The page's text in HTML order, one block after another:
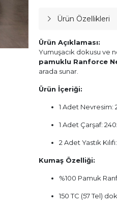
Ürün Özellikleri
Ürün Açıklaması:
Yumuşacık dokusu ve
pamuklu Ranforce
arada sunar.
Ürün İçeriği:
1 Adet Nevresim:
1 Adet Çarşaf:
2 Adet Yastık
Kumaş Özelliği:
%100 Pamuk
150 TC (57 Tel)